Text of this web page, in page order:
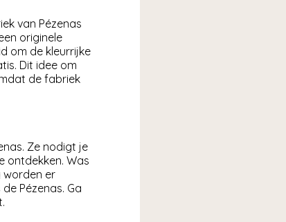
van Pézenas
originele
om de kleurrijke
Dit idee om
de fabriek
Ze nodigt je
ontdekken. Was
er
Pézenas. Ga